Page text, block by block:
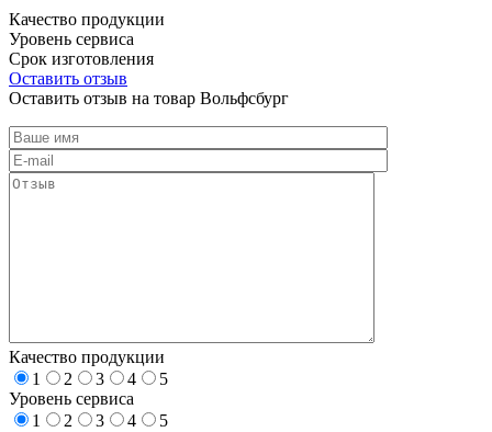
Качество продукции
Уровень сервиса
Срок изготовления
Оставить отзыв
Оставить отзыв на товар Вольфсбург
Качество продукции
1
2 3 4
5
Уровень сервиса
1
2 3 4
5